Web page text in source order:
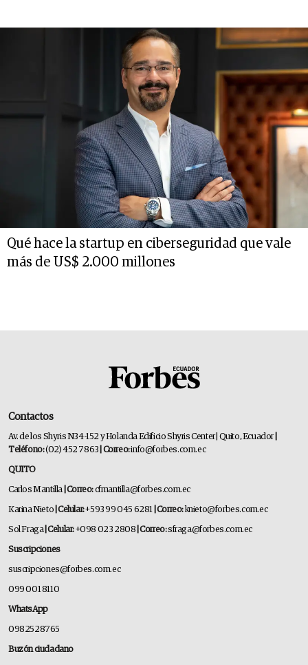
Qué hace la startup en ciberseguridad que vale
más de US$ 2.000 millones
Contactos
Av. de los Shyris N34-152 y Holanda Edificio Shyris Center | Quito, Ecuador
Teléfono:(02) 452 7863 | Correo:info@forbes.com.ec
QUITO
Carlos Mantilla | Correo:cfmantilla@forbes.com.ec
Karina Nieto | Celular:+593 99 045 6281 | Correo:knieto@forbes.com.ec
Sol Fraga| Celular:+098 023 2808 | Correo:sfraga@forbes.com.ec
Suscripciones
suscripciones@forbes.com.ec
099 001 8110
WhatsApp
0982528765
Buzón ciudadano